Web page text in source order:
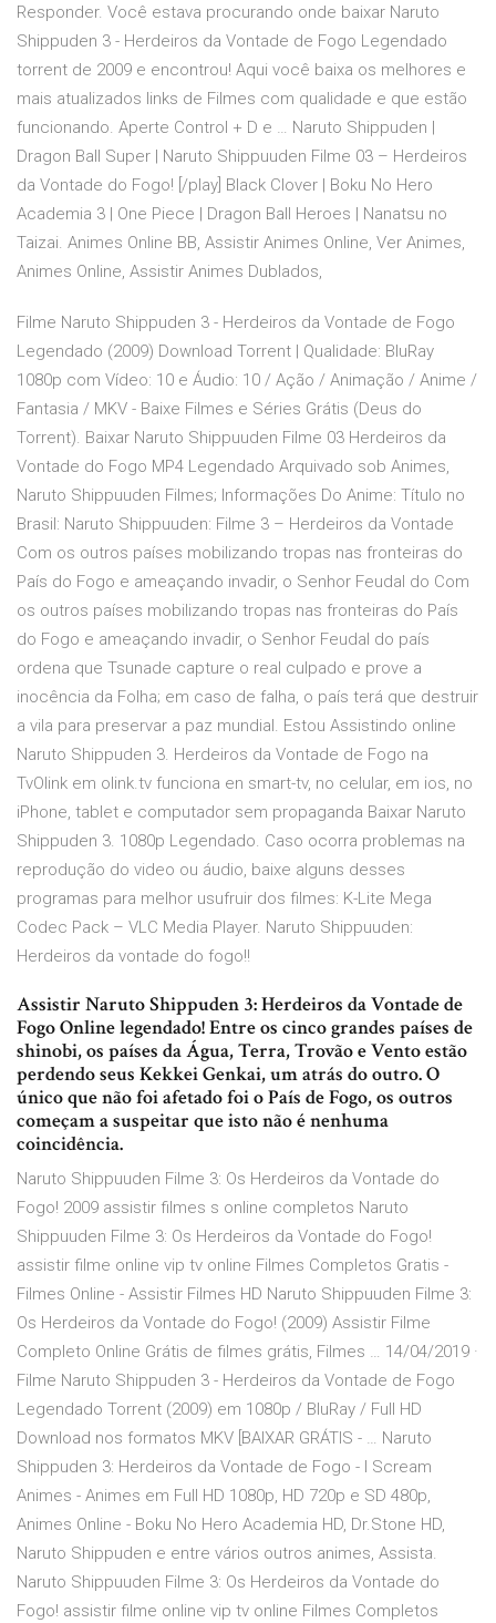
Responder. Você estava procurando onde baixar Naruto
Shippuden 3 - Herdeiros da Vontade de Fogo Legendado
torrent de 2009 e encontrou! Aqui você baixa os melhores e
mais atualizados links de Filmes com qualidade e que estão
funcionando. Aperte Control + D e … Naruto Shippuden |
Dragon Ball Super | Naruto Shippuuden Filme 03 – Herdeiros
da Vontade do Fogo! [/play] Black Clover | Boku No Hero
Academia 3 | One Piece | Dragon Ball Heroes | Nanatsu no
Taizai. Animes Online BB, Assistir Animes Online, Ver Animes,
Animes Online, Assistir Animes Dublados,
Filme Naruto Shippuden 3 - Herdeiros da Vontade de Fogo
Legendado (2009) Download Torrent | Qualidade: BluRay
1080p com Vídeo: 10 e Áudio: 10 / Ação / Animação / Anime /
Fantasia / MKV - Baixe Filmes e Séries Grátis (Deus do
Torrent). Baixar Naruto Shippuuden Filme 03 Herdeiros da
Vontade do Fogo MP4 Legendado Arquivado sob Animes,
Naruto Shippuuden Filmes; Informações Do Anime: Título no
Brasil: Naruto Shippuuden: Filme 3 – Herdeiros da Vontade
Com os outros países mobilizando tropas nas fronteiras do
País do Fogo e ameaçando invadir, o Senhor Feudal do Com
os outros países mobilizando tropas nas fronteiras do País
do Fogo e ameaçando invadir, o Senhor Feudal do país
ordena que Tsunade capture o real culpado e prove a
inocência da Folha; em caso de falha, o país terá que destruir
a vila para preservar a paz mundial. Estou Assistindo online
Naruto Shippuden 3. Herdeiros da Vontade de Fogo na
TvOlink em olink.tv funciona en smart-tv, no celular, em ios, no
iPhone, tablet e computador sem propaganda Baixar Naruto
Shippuden 3. 1080p Legendado. Caso ocorra problemas na
reprodução do video ou áudio, baixe alguns desses
programas para melhor usufruir dos filmes: K-Lite Mega
Codec Pack – VLC Media Player. Naruto Shippuuden:
Herdeiros da vontade do fogo!!
Assistir Naruto Shippuden 3: Herdeiros da Vontade de
Fogo Online legendado! Entre os cinco grandes países de
shinobi, os países da Água, Terra, Trovão e Vento estão
perdendo seus Kekkei Genkai, um atrás do outro. O
único que não foi afetado foi o País de Fogo, os outros
começam a suspeitar que isto não é nenhuma
coincidência.
Naruto Shippuuden Filme 3: Os Herdeiros da Vontade do
Fogo! 2009 assistir filmes s online completos Naruto
Shippuuden Filme 3: Os Herdeiros da Vontade do Fogo!
assistir filme online vip tv online Filmes Completos Gratis -
Filmes Online - Assistir Filmes HD Naruto Shippuuden Filme 3:
Os Herdeiros da Vontade do Fogo! (2009) Assistir Filme
Completo Online Grátis de filmes grátis, Filmes … 14/04/2019 ·
Filme Naruto Shippuden 3 - Herdeiros da Vontade de Fogo
Legendado Torrent (2009) em 1080p / BluRay / Full HD
Download nos formatos MKV [BAIXAR GRÁTIS - … Naruto
Shippuden 3: Herdeiros da Vontade de Fogo - I Scream
Animes - Animes em Full HD 1080p, HD 720p e SD 480p,
Animes Online - Boku No Hero Academia HD, Dr.Stone HD,
Naruto Shippuden e entre vários outros animes, Assista.
Naruto Shippuuden Filme 3: Os Herdeiros da Vontade do
Fogo! assistir filme online vip tv online Filmes Completos